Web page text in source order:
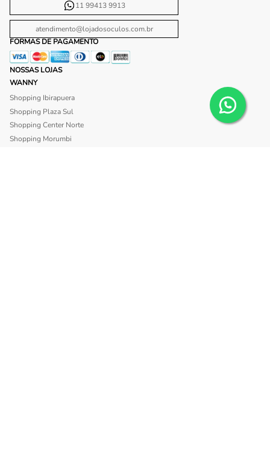
11 99413 9913
atendimento@lojadosoculos.com.br
FORMAS DE PAGAMENTO
NOSSAS LOJAS
WANNY
Shopping Ibirapuera
Shopping Plaza Sul
Shopping Center Norte
Shopping Morumbi